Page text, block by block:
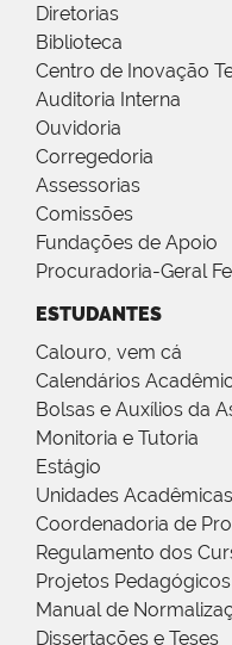
Diretorias
Biblioteca
Centro de Inovação
Auditoria Interna
Ouvidoria
Corregedoria
Assessorias
Comissões
Fundações de Apoio
Procuradoria-Geral
ESTUDANTES
Calouro, vem cá
Calendários
Bolsas e Auxílios da
Monitoria e Tutoria
Estágio
Unidades Acadêmicas
Coordenadoria de
Regulamento dos
Projetos
Manual de
Dissertações e Teses